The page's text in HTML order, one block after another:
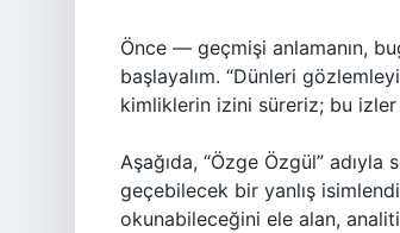
Önce — geçmişi anlamanın,
başlayalım. “Dünleri
kimliklerin izini süreriz; bu izler
Aşağıda, “Özge Özgül”
geçebilecek bir yanlış
okunabileceğini ele alan,